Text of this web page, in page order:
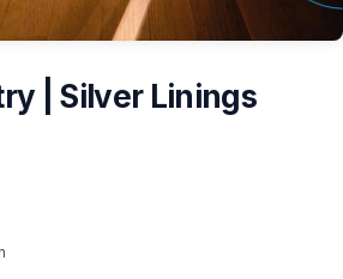
| Silver Linings